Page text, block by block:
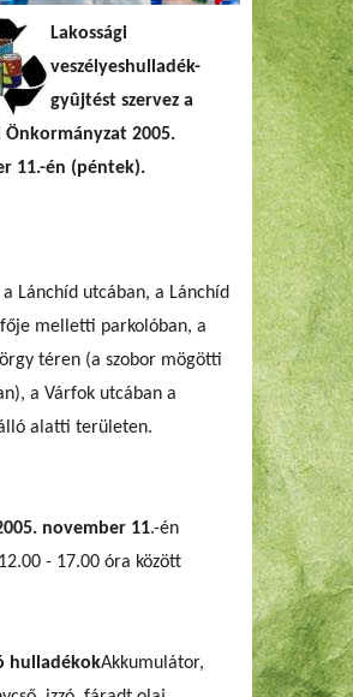
Lakossági
veszélyeshulladék-
gyûjtést szervez a
Önkormányzat 2005.
11.-én (péntek).
Lánchíd utcában, a Lánchíd
melletti parkolóban, a
téren (a szobor mögötti
a Várfok utcában a
alatti területen.
november 11.-én
- 17.00 óra között
hulladékokAkkumulátor,